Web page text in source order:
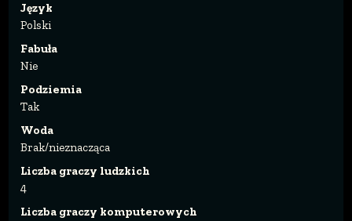
Język
Polski
Fabuła
Nie
Podziemia
Tak
Woda
Brak/nieznacząca
Liczba graczy ludzkich
4
Liczba graczy komputerowych